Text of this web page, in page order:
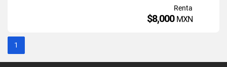
Renta
$8,000 MXN
1